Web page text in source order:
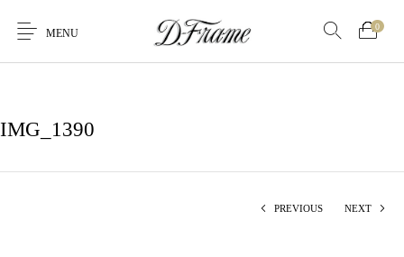
MENU
0
IMG_1390
PREVIOUS NEXT